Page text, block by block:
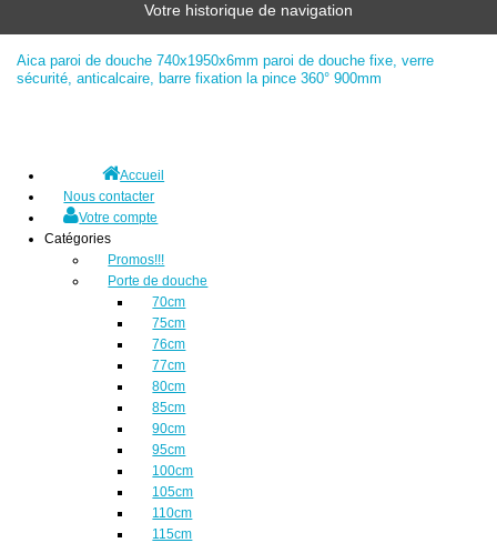
Votre historique de navigation
Aica paroi de douche 740x1950x6mm paroi de douche fixe, verre
sécurité, anticalcaire, barre fixation la pince 360° 900mm
Accueil
Nous contacter
Votre compte
Catégories
Promos!!!
Porte de douche
70cm
75cm
76cm
77cm
80cm
85cm
90cm
95cm
100cm
105cm
110cm
115cm